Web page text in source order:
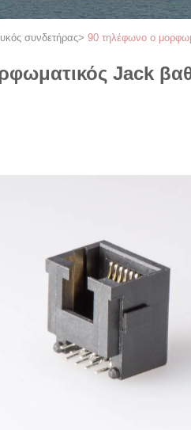
συνδετήρας> 90 τηλέφωνο ο
Jack